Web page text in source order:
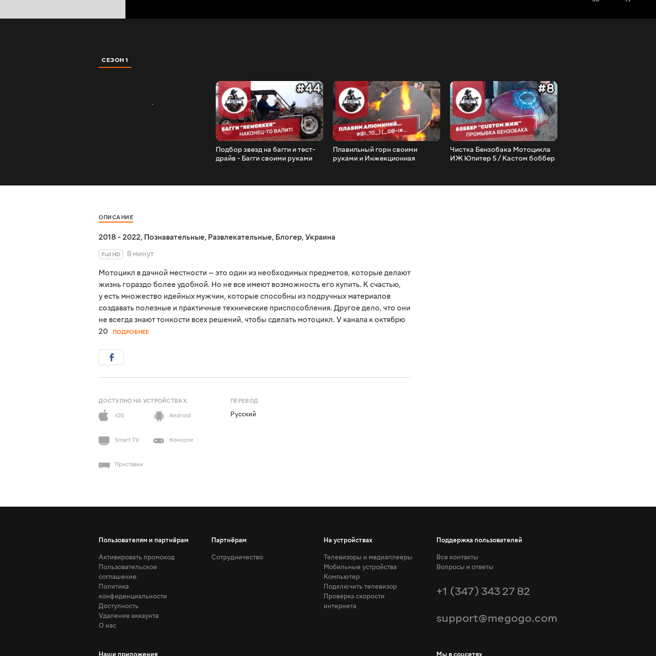
СЕЗОН 1
Подбор звезд на багги и тест-
драйв - Багги своими руками
Плавильный горн своими
руками и Инжекционная
Чистка Бензобака Мотоцикла
ИЖ Юпитер 5 / Кастом боббер
ОПИСАНИЕ
2018 - 2022, Познавательные, Развлекательные, Блогер, Украина
Full HD
8 минут
Мотоцикл в дачной местности — это один из необходимых предметов, которые делают
жизнь гораздо более удобной. Но не все имеют возможность его купить. К счастью,
у есть множество идейных мужчин, которые способны из подручных материалов
создавать полезные и практичные технические приспособления. Другое дело, что они
не всегда знают тонкости всех решений, чтобы сделать мотоцикл. У канала к октябрю
20
ПОДРОБНЕЕ
ДОСТУПНО НА УСТРОЙСТВАХ
iOS
Android
Smart TV Консоли
Приставки
ПЕРЕВОД
Русский
Пользователям и партнёрам
Активировать промокод
Пользовательское
соглашение
Политика
конфиденциальности
Доступность
Удаление аккаунта
О нас
Партнёрам
Сотрудничество
На устройствах
Телевизоры и медиаплееры
Мобильные устройства
Компьютер
Подключить телевизор
Проверка скорости
интернета
Поддержка пользователей
Все контакты
Вопросы и ответы
+1 (347) 343 27 82
support@megogo.com